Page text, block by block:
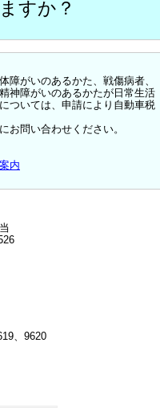
すか？
がいのあるかた、戦傷病者、
神障がいのあるかたが日常生活
ついては、申請により自動車税
問い合わせください。
内
、9620